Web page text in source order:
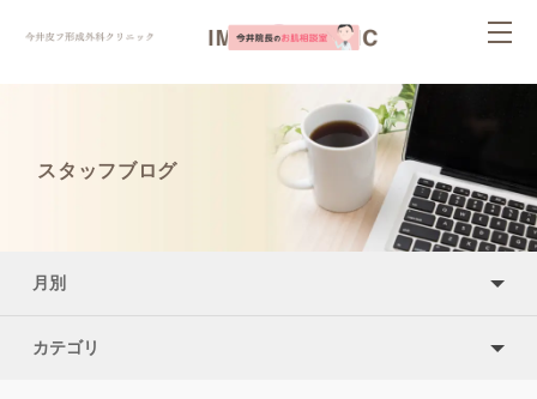
スタッフブログ
月別
カテゴリ